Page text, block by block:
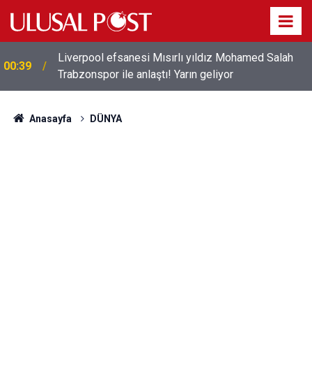
00:39
Liverpool efsanesi Mısırlı yıldız Mohamed Salah
Trabzonspor ile anlaştı! Yarın geliyor
Anasayfa DÜNYA